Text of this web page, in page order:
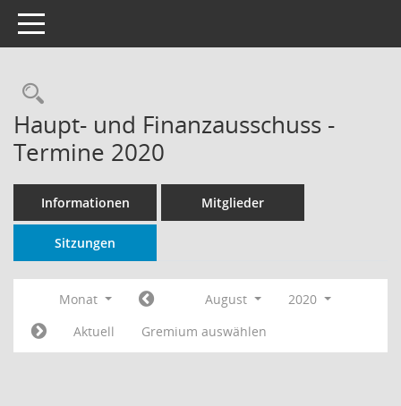
Toggle navigation
Rechercheauswahl
Haupt- und Finanzausschuss -
Termine 2020
Informationen Mitglieder
Sitzungen
Monat August
2020
Aktuell
Gremium auswählen